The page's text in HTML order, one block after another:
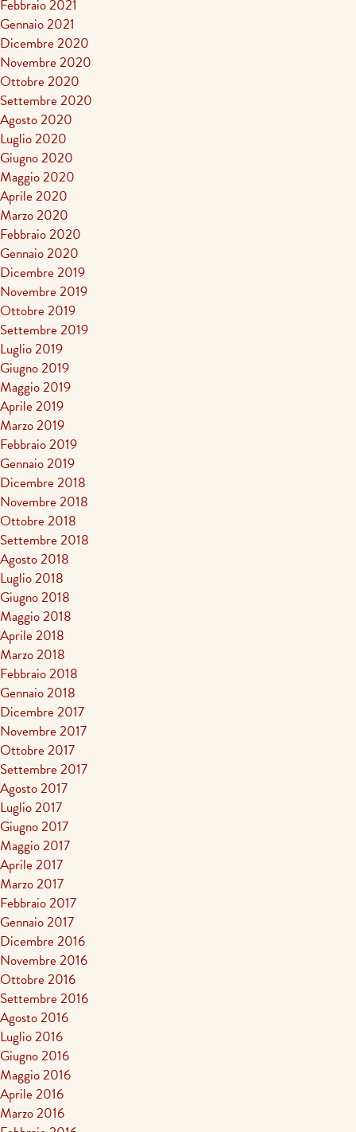
Febbraio 2021
Gennaio 2021
Dicembre 2020
Novembre 2020
Ottobre 2020
Settembre 2020
Agosto 2020
Luglio 2020
Giugno 2020
Maggio 2020
Aprile 2020
Marzo 2020
Febbraio 2020
Gennaio 2020
Dicembre 2019
Novembre 2019
Ottobre 2019
Settembre 2019
Luglio 2019
Giugno 2019
Maggio 2019
Aprile 2019
Marzo 2019
Febbraio 2019
Gennaio 2019
Dicembre 2018
Novembre 2018
Ottobre 2018
Settembre 2018
Agosto 2018
Luglio 2018
Giugno 2018
Maggio 2018
Aprile 2018
Marzo 2018
Febbraio 2018
Gennaio 2018
Dicembre 2017
Novembre 2017
Ottobre 2017
Settembre 2017
Agosto 2017
Luglio 2017
Giugno 2017
Maggio 2017
Aprile 2017
Marzo 2017
Febbraio 2017
Gennaio 2017
Dicembre 2016
Novembre 2016
Ottobre 2016
Settembre 2016
Agosto 2016
Luglio 2016
Giugno 2016
Maggio 2016
Aprile 2016
Marzo 2016